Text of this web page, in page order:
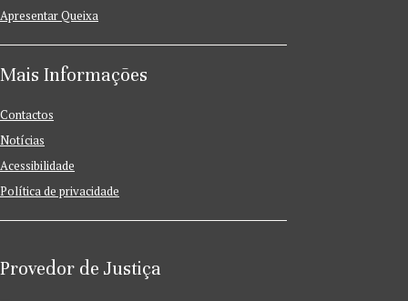
Apresentar Queixa
Mais Informações
Contactos
Notícias
Acessibilidade
Política de privacidade
Provedor de Justiça